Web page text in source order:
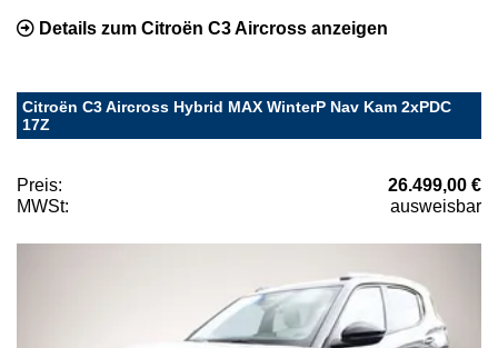
Details zum Citroën C3 Aircross anzeigen
Citroën C3 Aircross Hybrid MAX WinterP Nav Kam 2xPDC
17Z
Preis:
26.499,00 €
MWSt:
ausweisbar